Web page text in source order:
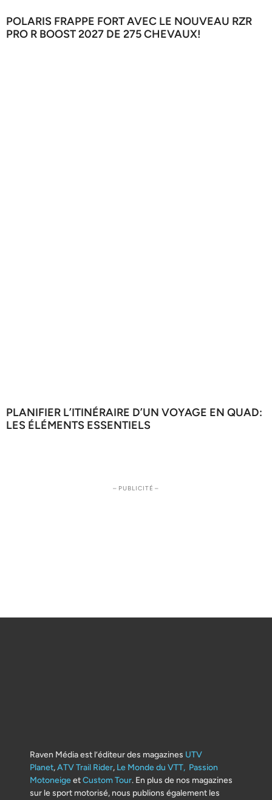
POLARIS FRAPPE FORT AVEC LE NOUVEAU RZR
PRO R BOOST 2027 DE 275 CHEVAUX!
PLANIFIER L’ITINÉRAIRE D’UN VOYAGE EN QUAD:
LES ÉLÉMENTS ESSENTIELS
– PUBLICITÉ –
Raven Média est l’éditeur des magazines UTV
Planet,ATV Trail Rider, Le Monde du VTT, Passion
MotoneigeetCustom Tour. En plus de nos magazines
sur le sport motorisé, nous publions également les